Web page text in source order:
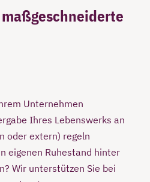
Unternehmen
Ihres Lebenswerks an
oder extern) regeln
eigenen Ruhestand hinter
Wir unterstützen Sie bei